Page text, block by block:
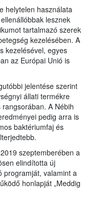
helytelen használata
lesznek
tartalmazó szerek
kezelésében. A
kezelésével, egyes
az Európai Unió is
jelentése szerint
állati termékre
A Nébih
pedig arra is
baktériumfaj és
szeptemberében a
elindította új
programját, valamint a
honlapját „Meddig